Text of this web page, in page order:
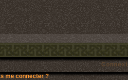
me connecter ?